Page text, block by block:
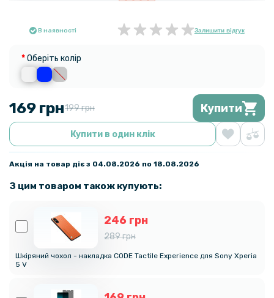
В наявності Залишити відгук
Оберіть колір
169 грн199 грн Купити
Купити в один клік
Акція на товар діє з 04.08.2026 по 18.08.2026
З цим товаром також купують:
246 грн
289 грн
Шкіряний чохол - накладка CODE Tactile Experience для Sony Xperia
5 V